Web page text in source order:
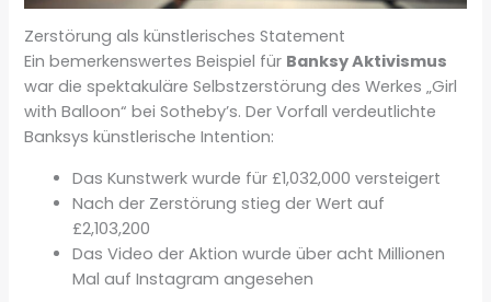
Zerstörung als künstlerisches Statement
Ein bemerkenswertes Beispiel für Banksy Aktivismus
war die spektakuläre Selbstzerstörung des Werkes „Girl
with Balloon“ bei Sotheby’s. Der Vorfall verdeutlichte
Banksys künstlerische Intention:
Das Kunstwerk wurde für £1,032,000 versteigert
Nach der Zerstörung stieg der Wert auf
£2,103,200
Das Video der Aktion wurde über acht Millionen
Mal auf Instagram angesehen